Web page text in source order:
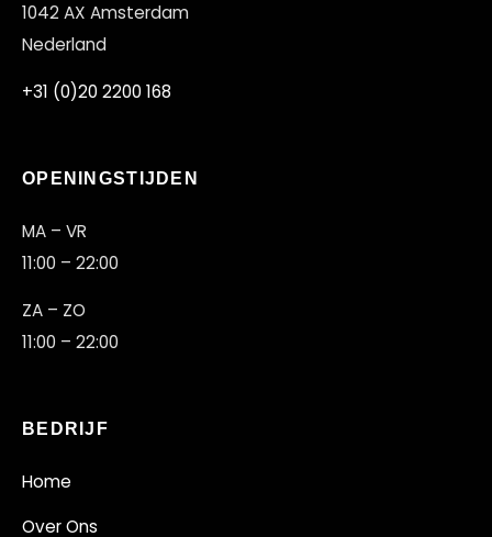
1042 AX Amsterdam
Nederland
+31 (0)20 2200 168
OPENINGSTIJDEN
MA – VR
11:00 – 22:00
ZA – ZO
11:00 – 22:00
BEDRIJF
Home
Over Ons